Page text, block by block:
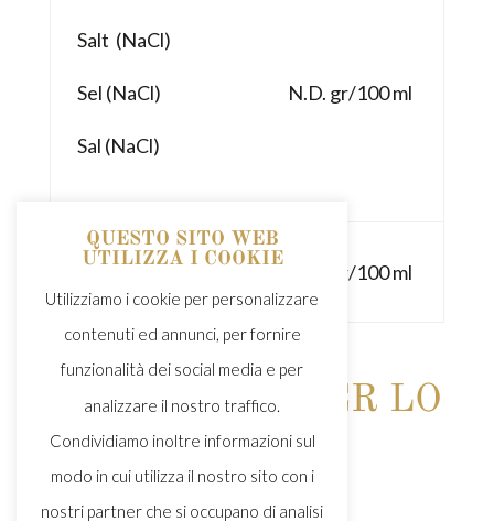
Salt (NaCl)
Sel (NaCl)
Sal (NaCl)
N.D. gr/100 ml
Sodio (Na)
Sodium (Na)
N.D. gr/100 ml
ISTRUZIONI PER LO
SMALTIMENTO
DISPOSAL
QUESTO SITO WEB
UTILIZZA I COOKIE
Utilizziamo i cookie per personalizzare
contenuti ed annunci, per fornire
funzionalità dei social media e per
analizzare il nostro traffico.
Condividiamo inoltre informazioni sul
modo in cui utilizza il nostro sito con i
nostri partner che si occupano di analisi